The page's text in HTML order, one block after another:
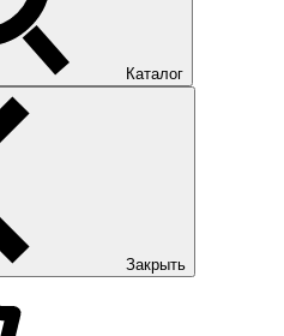
Каталог
Закрыть